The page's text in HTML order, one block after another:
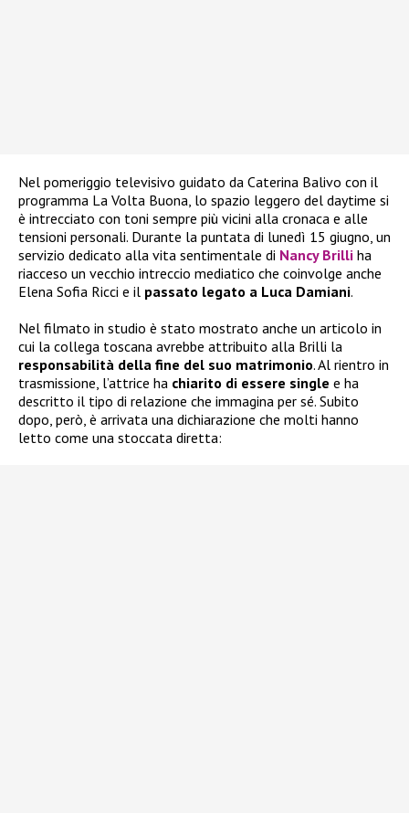
Nel pomeriggio televisivo guidato da Caterina Balivo con il
programma La Volta Buona, lo spazio leggero del daytime si
è intrecciato con toni sempre più vicini alla cronaca e alle
tensioni personali. Durante la puntata di lunedì 15 giugno, un
servizio dedicato alla vita sentimentale di Nancy Brilli ha
riacceso un vecchio intreccio mediatico che coinvolge anche
Elena Sofia Ricci e il passato legato a Luca Damiani.
Nel filmato in studio è stato mostrato anche un articolo in
cui la collega toscana avrebbe attribuito alla Brilli la
responsabilità della fine del suo matrimonio. Al rientro in
trasmissione, l’attrice ha chiarito di essere single e ha
descritto il tipo di relazione che immagina per sé. Subito
dopo, però, è arrivata una dichiarazione che molti hanno
letto come una stoccata diretta: